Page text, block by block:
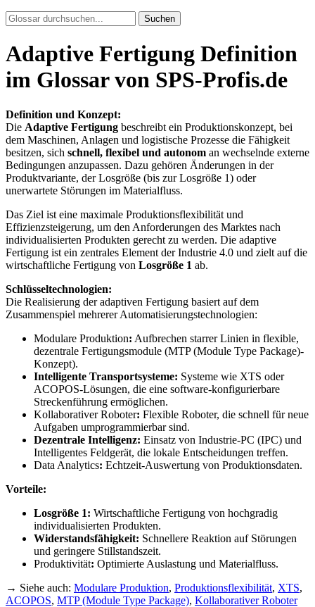
Suchen
Adaptive Fertigung Definition
im Glossar von SPS-Profis.de
Definition und Konzept:
Die Adaptive Fertigung beschreibt ein Produktionskonzept, bei
dem Maschinen, Anlagen und logistische Prozesse die Fähigkeit
besitzen, sich schnell, flexibel und autonom an wechselnde externe
Bedingungen anzupassen. Dazu gehören Änderungen in der
Produktvariante, der Losgröße (bis zur Losgröße 1) oder
unerwartete Störungen im Materialfluss.
Das Ziel ist eine maximale Produktionsflexibilität und
Effizienzsteigerung, um den Anforderungen des Marktes nach
individualisierten Produkten gerecht zu werden. Die adaptive
Fertigung ist ein zentrales Element der Industrie 4.0 und zielt auf die
wirtschaftliche Fertigung von Losgröße 1 ab.
Schlüsseltechnologien:
Die Realisierung der adaptiven Fertigung basiert auf dem
Zusammenspiel mehrerer Automatisierungstechnologien:
Modulare Produktion: Aufbrechen starrer Linien in flexible,
dezentrale Fertigungsmodule (MTP (Module Type Package)-
Konzept).
Intelligente Transportsysteme: Systeme wie XTS oder
ACOPOS-Lösungen, die eine software-konfigurierbare
Streckenführung ermöglichen.
Kollaborativer Roboter: Flexible Roboter, die schnell für neue
Aufgaben umprogrammierbar sind.
Dezentrale Intelligenz: Einsatz von Industrie-PC (IPC) und
Intelligentes Feldgerät, die lokale Entscheidungen treffen.
Data Analytics: Echtzeit-Auswertung von Produktionsdaten.
Vorteile:
Losgröße 1: Wirtschaftliche Fertigung von hochgradig
individualisierten Produkten.
Widerstandsfähigkeit: Schnellere Reaktion auf Störungen
und geringere Stillstandszeit.
Produktivität: Optimierte Auslastung und Materialfluss.
→ Siehe auch: Modulare Produktion, Produktionsflexibilität, XTS,
ACOPOS, MTP (Module Type Package), Kollaborativer Roboter